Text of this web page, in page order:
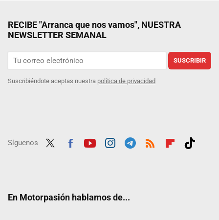
RECIBE "Arranca que nos vamos", NUESTRA
NEWSLETTER SEMANAL
SUSCRIBIR
Suscribiéndote aceptas nuestra política de privacidad
Síguenos
En Motorpasión hablamos de...